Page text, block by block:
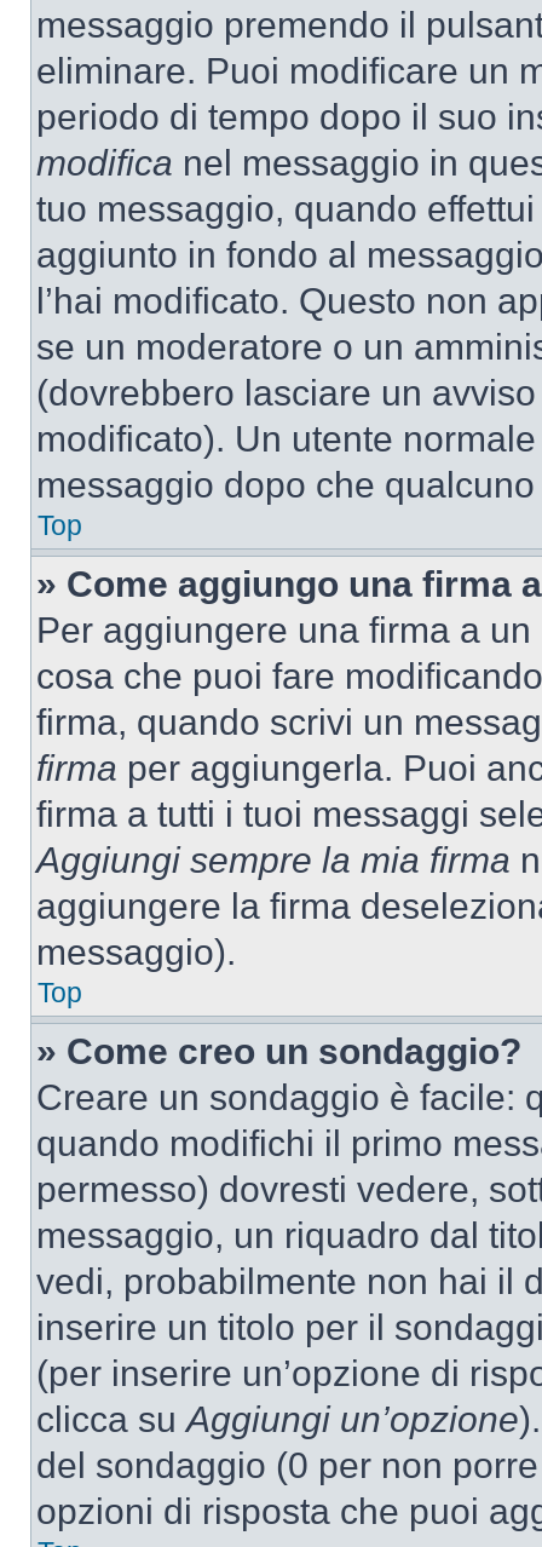
messaggio premendo il
eliminare. Puoi modificare un
periodo di tempo dopo il suo
modifica nel messaggio in
tuo messaggio, quando
aggiunto in fondo al
l’hai modificato. Questo non
se un moderatore o un
(dovrebbero lasciare un
modificato). Un utente
messaggio dopo che
Top
» Come aggiungo una firma
Per aggiungere una firma a
cosa che puoi fare
firma, quando scrivi un
firma per aggiungerla. Puoi
firma a tutti i tuoi messaggi
Aggiungi sempre la mia firma
aggiungere la firma
messaggio).
Top
» Come creo un sondaggio?
Creare un sondaggio è facile:
quando modifichi il primo
permesso) dovresti vedere,
messaggio, un riquadro dal
vedi, probabilmente non hai il
inserire un titolo per il
(per inserire un’opzione di
clicca suAggiungi un’opzione
del sondaggio (0 per non
opzioni di risposta che puoi